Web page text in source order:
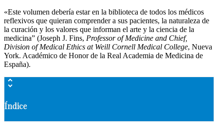
«Este volumen debería estar en la biblioteca de todos los médicos
reflexivos que quieran comprender a sus pacientes, la naturaleza de
la curación y los valores que informan el arte y la ciencia de la
medicina” (Joseph J. Fins, Professor of Medicine and Chief,
Division of Medical Ethics at Weill Cornell Medical College, Nueva
York. Académico de Honor de la Real Academia de Medicina de
España).
Índice